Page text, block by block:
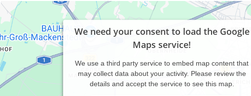
We need your consent to load the Google
Maps service!
We use a third party service to embed map content that
may collect data about your activity. Please review the
details and accept the service to see this map.